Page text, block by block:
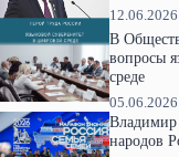
12.06.2026
В
вопросы
среде
05.06.2026
Владимир
народов